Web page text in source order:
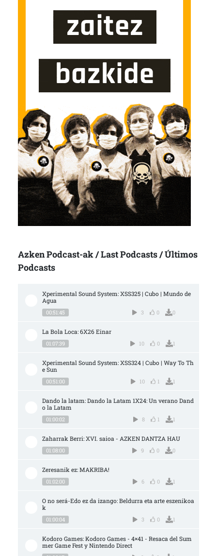
Azken Podcast-ak / Last Podcasts / Últimos
Podcasts
Xperimental Sound System: XSS325 | Cubo | Mundo de
Agua
00:51:45 3 0 0
La Bola Loca: 6X26 Einar
01:07:39 10 0 1
Xperimental Sound System: XSS324 | Cubo | Way To Th
e Sun
00:51:00 10 1 1
Dando la latam: Dando la Latam 1X24: Un verano Dand
o la Latam
01:00:02 8 1 1
Zaharrak Berri: XVI. saioa - AZKEN DANTZA HAU
01:08:00 9 0 0
Zeresanik ez: MAKRIBA!
01:02:00 6 0 1
O no será-Edo ez da izango: Beldurra eta arte eszenikoa
k
01:00:04 3 0 1
Kodoro Games: Kodoro Games - 4×41 - Resaca del Sum
mer Game Fest y Nintendo Direct